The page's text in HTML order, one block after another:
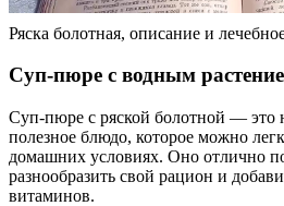
Ряска болотная, описание и
Суп-пюре с водным
Суп-пюре с ряской болотной — это
полезное блюдо, которое можно
домашних условиях. Оно отлично
разнообразить свой рацион и
витаминов.